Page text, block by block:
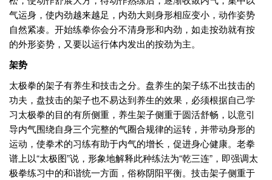
气运身，使内劲越来越足，内劲大则身形相应变小，动作姿势
自然紧凑。开始练拳你会分不清身形和内劲，如走按劲就有按
的外形姿势，又要以运行体内发出的按劲为主。
架势
太极拳的架子有养生和技击之分。盘养生的架子练不出技击的
功夫，盘技击的架子也不易达到养生的效果，必须根据自己学
习太极拳的目的有所侧重，养生架子侧重于圆活舒畅，以意引
导内气围绕自身三个完整的气圈合规律的运转，并带动身形的
运动，使拳术的习练有助于内气的增长，促进身心健康。老拳
谱上以“太极图”说，形象地解释此种练法为“乾三连”，即强调太
极拳练习中的和谐统一方面，俗称阴阳平衡。技击架子侧重于